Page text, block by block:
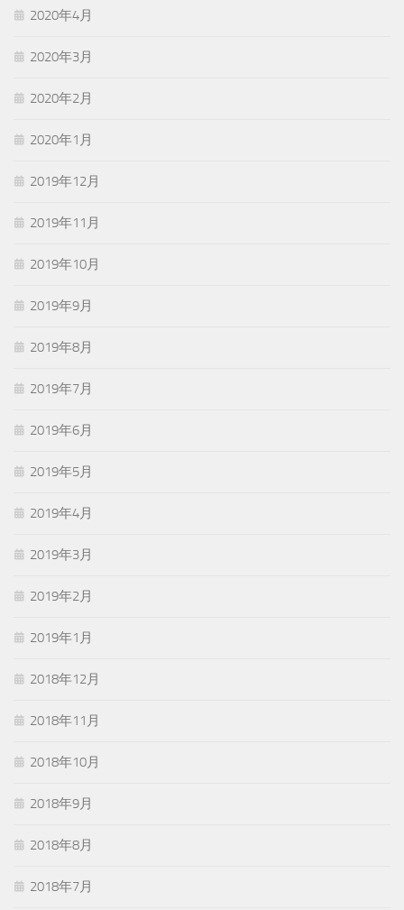
2020年4月
2020年3月
2020年2月
2020年1月
2019年12月
2019年11月
2019年10月
2019年9月
2019年8月
2019年7月
2019年6月
2019年5月
2019年4月
2019年3月
2019年2月
2019年1月
2018年12月
2018年11月
2018年10月
2018年9月
2018年8月
2018年7月